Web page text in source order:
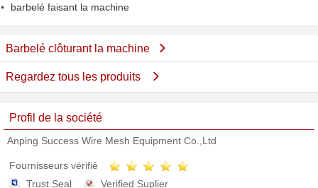
barbelé faisant la machine
Barbelé clôturant la machine
Regardez tous les produits
Profil de la société
Anping Success Wire Mesh Equipment Co.,Ltd
Fournisseurs vérifié
Trust Seal
Verified Suplier